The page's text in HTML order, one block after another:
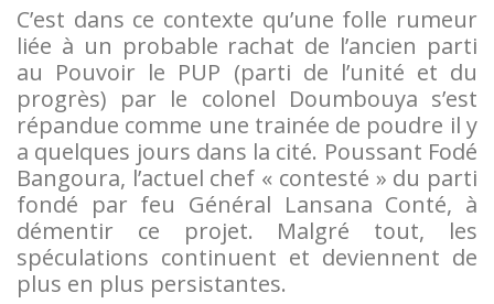
C’est dans ce contexte qu’une folle rumeur
liée à un probable rachat de l’ancien parti
au Pouvoir le PUP (parti de l’unité et du
progrès) par le colonel Doumbouya s’est
répandue comme une trainée de poudre il y
a quelques jours dans la cité. Poussant Fodé
Bangoura, l’actuel chef « contesté » du parti
fondé par feu Général Lansana Conté, à
démentir ce projet. Malgré tout, les
spéculations continuent et deviennent de
plus en plus persistantes.